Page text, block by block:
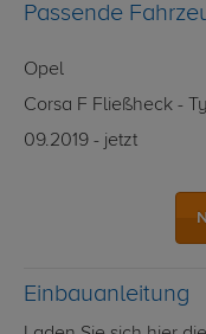
Passende
Opel
Corsa F Fließheck -
09.2019 - jetzt
Einbauanleitung